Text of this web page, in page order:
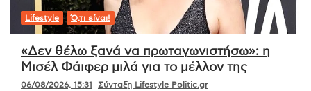
Lifestyle Ό,τι είναι!
«Δεν θέλω ξανά να πρωταγωνιστήσω»: η
Μισέλ Φάιφερ μιλά για το μέλλον της
06/08/2026, 15:31 Σύνταξη Lifestyle Politic.gr